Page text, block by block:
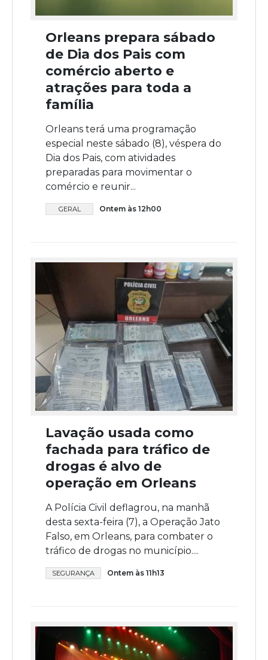
Orleans prepara sábado
de Dia dos Pais com
comércio aberto e
atrações para toda a
família
Orleans terá uma programação
especial neste sábado (8), véspera do
Dia dos Pais, com atividades
preparadas para movimentar o
comércio e reunir...
GERAL Ontem às 12h00
Lavação usada como
fachada para tráfico de
drogas é alvo de
operação em Orleans
A Polícia Civil deflagrou, na manhã
desta sexta-feira (7), a Operação Jato
Falso, em Orleans, para combater o
tráfico de drogas no município....
SEGURANÇA Ontem às 11h13